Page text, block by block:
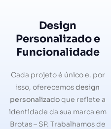
Design
Personalizado e
Funcionalidade
Cada projeto é único e, por
isso, oferecemosdesign
personalizadoque reflete a
identidade da sua marca em
Brotas – SP. Trabalhamos de